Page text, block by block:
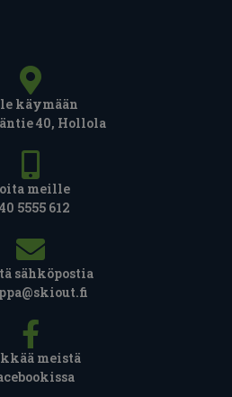
käymään
40, Hollola
meille
5555 612
sähköpostia
meistä